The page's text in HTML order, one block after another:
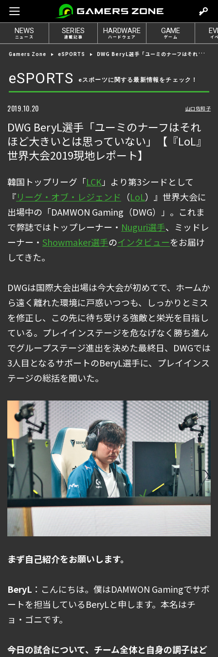
e
t
l
o
g
n
NEWS
ニュース
SERIES
連載記事
HARDWARE
ハードウェア
GAME
ゲーム イ
Gamers Zone eSPORTS DWG BeryL選手「ユーミのナーフはそれほど大きいとは思っていない」【『LoL』世界大会2019現地レポート】
eSPORTS eスポーツに関する最新情報をチェック！
2019.10.20 山口佐和子
DWG BeryL選手「ユーミのナーフはそれ
ほど大きいとは思っていない」【『LoL』
世界大会2019現地レポート】
韓国トップリーグ「LCK」より第3シードとして
『リーグ・オブ・レジェンド （LoL）』世界大会に
出場中の「DAMWON Gaming（DWG）」。これま
で弊誌ではトップレーナー・ Nuguri選手、ミッドレ
ーナー・ Showmaker選手のインタビューをお届け
してきた。
DWGは国際大会出場は今大会が初めてで、ホームか
ら遠く離れた環境に戸惑いつつも、しっかりとミス
を修正し、この先に待ち受ける強敵と栄光を目指し
ている。プレイインステージを危なげなく勝ち進ん
でグループステージ進出を決めた最終日、DWGでは
3人目となるサポートのBeryL選手に、プレイインス
テージの総括を聞いた。
――まず自己紹介をお願いします。
BeryL ：こんにちは。僕はDAMWON Gamingでサポ
ートを担当しているBeryLと申します。本名はチ
ョ・ゴニです。
――今日の試合について、チーム全体と自身の調子はど